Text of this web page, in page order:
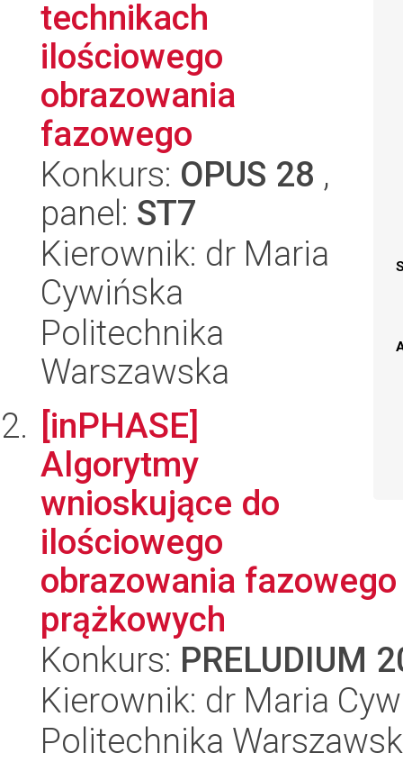
technikach
ilościowego
obrazowania
fazowego
Konkurs: OPUS 28 ,
panel: ST7
Kierownik: dr Maria
Cywińska
Politechnika
Warszawska
[inPHASE]
Algorytmy
wnioskujące do
ilościowego
obrazowania
prążkowych
Konkurs: PRELUDIUM
Kierownik: dr Maria
Politechnika